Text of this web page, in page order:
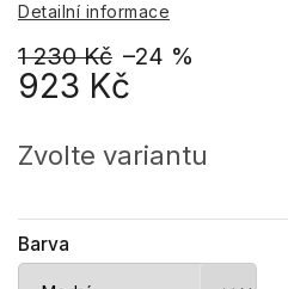
1 230 Kč –24 %
923 Kč
cena:
Zvolte variantu
Barva
Detailní informace